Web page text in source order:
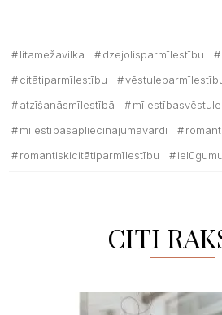
litamežavilka dzejolisparmīlestību
citātiparmīlestību
atzīšanāsmīlestībā
mīlestībasvēstule
mīlestībasapliecinājumavārdi
romantiskicitātiparmīlestību
CITI